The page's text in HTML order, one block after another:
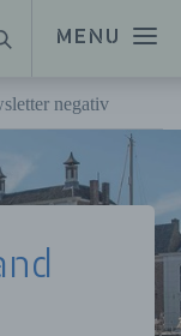
MENU
SUCHE
negativ